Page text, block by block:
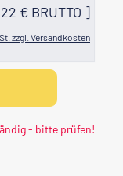
€ BRUTTO ]
zzgl. Versandkosten
benutze
- bitte prüfen!